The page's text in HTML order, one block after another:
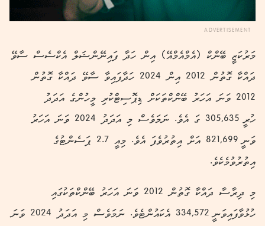
ADVERTISEMENT
މަރުކަޒީ ބޭންކް (އެމްއެމްއޭ) އިން ހަދާ ފައިނޭންޝަލް އެކްސެސް ސާވޭ
ދައްކާ ގޮތުން 2012 އިން 2024 ހަދާފައިވާ ސާވޭ ދައްކާ ގޮތުން
2012 ވަނަ އަހަރު ބޭންކްތަކަށް ޑިޕޮސިޓްކުރި މީހުންގެ އަދަދު
ހުރީ 305,635 ގަ އެވެ. ނަމަވެސް މި އަދަދު 2024 ވަނަ އަހަރު
ވަނީ 821,699 އަށް އިތުރުވެފަ އެވެ. މިއީ 2.7 ޕަސެންޓުގެ
އިތުރުވުމެކެވެ.
މި ދިރާސާ ދައްކާ ގޮތުން 2012 ވަނަ އަހަރު ބޭންކްތަކުގައި
ހުޅުވާފައިވަނީ 334,572 އެކައުންޓެވެ. ނަމަވެސް މި އަދަދު 2024 ވަނަ